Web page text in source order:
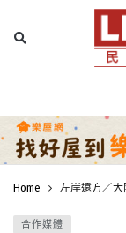
Home 左岸遠方／
合作媒體